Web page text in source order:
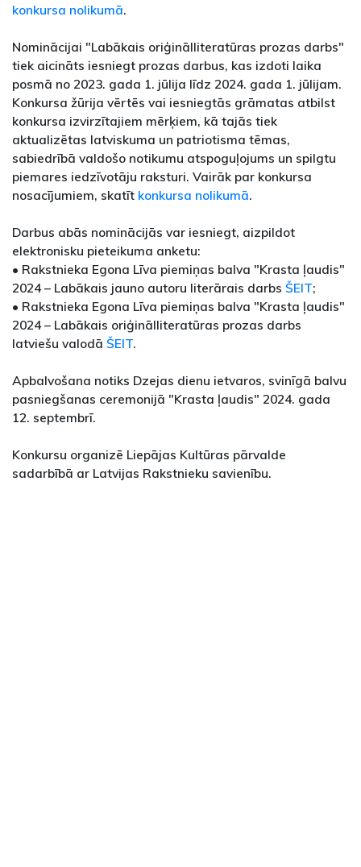
konkursa nolikumā.
Nominācijai "Labākais oriģinālliteratūras prozas darbs"
tiek aicināts iesniegt prozas darbus, kas izdoti laika
posmā no 2023. gada 1. jūlija līdz 2024. gada 1. jūlijam.
Konkursa žūrija vērtēs vai iesniegtās grāmatas atbilst
konkursa izvirzītajiem mērķiem, kā tajās tiek
aktualizētas latviskuma un patriotisma tēmas,
sabiedrībā valdošo notikumu atspoguļojums un spilgtu
piemares iedzīvotāju raksturi. Vairāk par konkursa
nosacījumiem, skatīt konkursa nolikumā.
Darbus abās nominācijās var iesniegt, aizpildot
elektronisku pieteikuma anketu:
• Rakstnieka Egona Līva piemiņas balva "Krasta ļaudis"
2024 – Labākais jauno autoru literārais darbs ŠEIT;
• Rakstnieka Egona Līva piemiņas balva "Krasta ļaudis"
2024 – Labākais oriģinālliteratūras prozas darbs
latviešu valodā ŠEIT.
Apbalvošana notiks Dzejas dienu ietvaros, svinīgā balvu
pasniegšanas ceremonijā "Krasta ļaudis" 2024. gada
12. septembrī.
Konkursu organizē Liepājas Kultūras pārvalde
sadarbībā ar Latvijas Rakstnieku savienību.